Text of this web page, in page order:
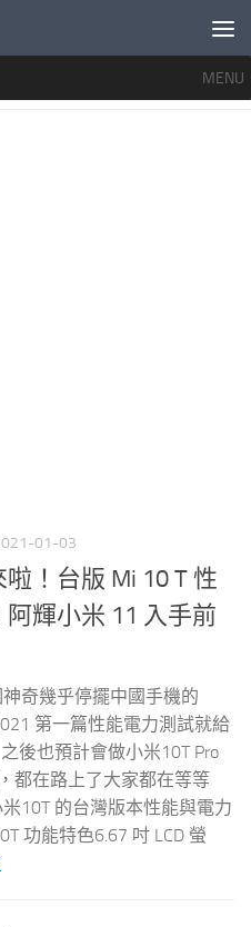
MENU
01-03
！台版 Mi 10 T 性
輝小米 11 入手前
奇幾乎停擺中國手機的
第一篇性能電力測試就給
後也預計會做小米10T Pro
都在路上了大家都在等等
10T 的台灣版本性能與電力
功能特色6.67 吋 LCD 螢